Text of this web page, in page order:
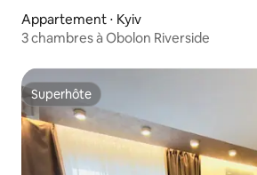
Appartement ⋅ Kyiv
3 chambres à Obolon Riverside
Superhôte
Superhôte